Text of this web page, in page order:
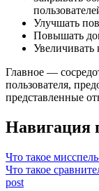
Улучшать
Повышать
Увеличивать
Главное —
пользователя,
представленные
Навигация
Что такое
Что такое
post